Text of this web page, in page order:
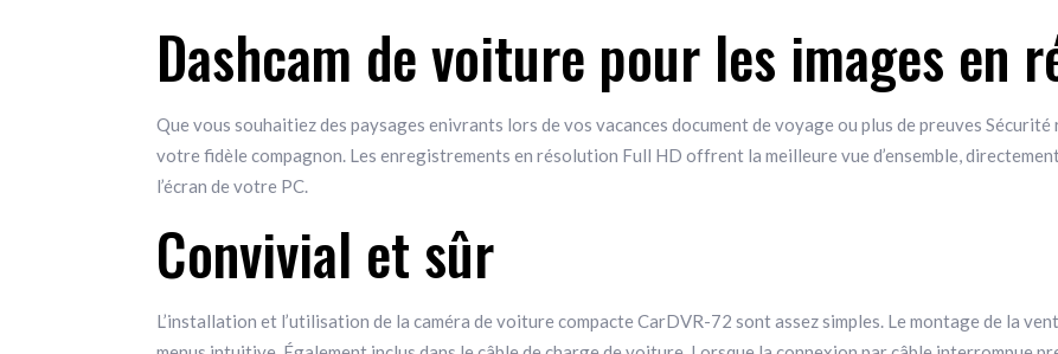
Dashcam de voiture pour les images en
Que vous souhaitiez des paysages enivrants lors de vos vacances document de voyage ou plus de preuves
votre fidèle compagnon. Les enregistrements en résolution Full HD offrent la meilleure vue d’ensemble,
l’écran de votre PC.
Convivial et sûr
L’installation et l’utilisation de la caméra de voiture compacte CarDVR-72 sont assez simples. Le montage de la